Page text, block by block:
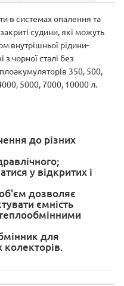
в системах опалення та
судини, які можуть
внутрішньої рідини-
чорної сталі без
350, 500,
5000, 7000, 10000 л.
до різних
у відкритих і
дозволяє
ємність
для